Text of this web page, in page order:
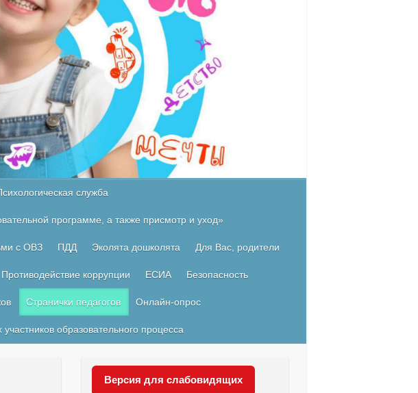
служба
программе, а также присмотр и уход»
с ОВЗ ПДД Эколята дошколята Для Вас, родители
Противодействие коррупции ЕСИА Безопасность
Странички педагогов Онлайн-опрос
образовательного процесса
Версия для слабовидящих